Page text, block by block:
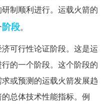
制顺利进行。运载火箭的
阶段。
可行性论证阶段。这是运
的一个阶段。这个阶段的
或预测的运载火箭发展趋
总体技术性能指标。例